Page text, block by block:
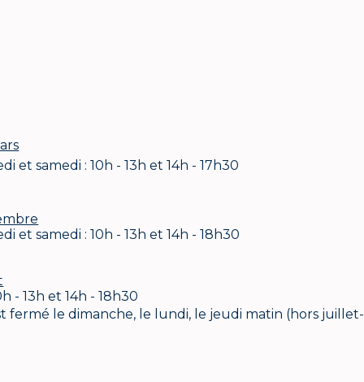
et samedi : 10h - 13h et 14h - 17h30
et samedi : 10h - 13h et 14h - 18h30
- 13h et 14h - 18h30
fermé le dimanche, le lundi, le jeudi matin (hors juillet-